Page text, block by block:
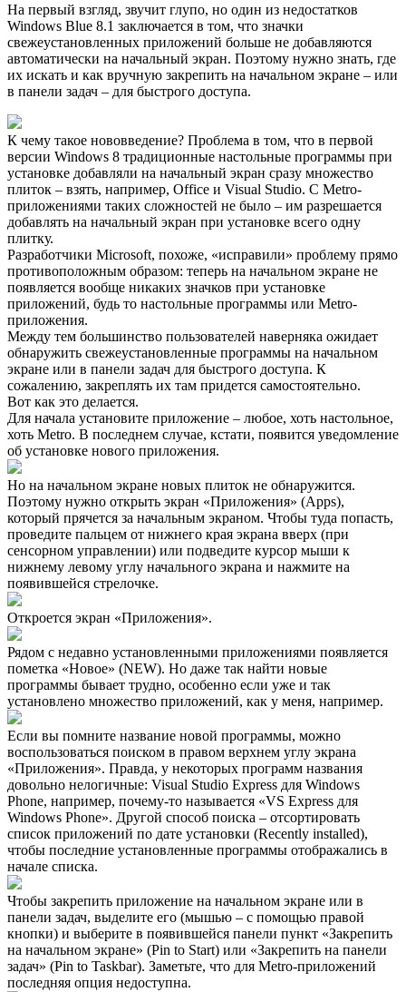
На первый взгляд, звучит глупо, но один из недостатков
Windows Blue 8.1 заключается в том, что значки
свежеустановленных приложений больше не добавляются
автоматически на начальный экран. Поэтому нужно знать, где
их искать и как вручную закрепить на начальном экране – или
в панели задач – для быстрого доступа.
К чему такое нововведение? Проблема в том, что в первой
версии Windows 8 традиционные настольные программы при
установке добавляли на начальный экран сразу множество
плиток – взять, например, Office и Visual Studio. С Metro-
приложениями таких сложностей не было – им разрешается
добавлять на начальный экран при установке всего одну
плитку.
Разработчики Microsoft, похоже, «исправили» проблему прямо
противоположным образом: теперь на начальном экране не
появляется вообще никаких значков при установке
приложений, будь то настольные программы или Metro-
приложения.
Между тем большинство пользователей наверняка ожидает
обнаружить свежеустановленные программы на начальном
экране или в панели задач для быстрого доступа. К
сожалению, закреплять их там придется самостоятельно.
Вот как это делается.
Для начала установите приложение – любое, хоть настольное,
хоть Metro. В последнем случае, кстати, появится уведомление
об установке нового приложения.
Но на начальном экране новых плиток не обнаружится.
Поэтому нужно открыть экран «Приложения» (Apps),
который прячется за начальным экраном. Чтобы туда попасть,
проведите пальцем от нижнего края экрана вверх (при
сенсорном управлении) или подведите курсор мыши к
нижнему левому углу начального экрана и нажмите на
появившейся стрелочке.
Откроется экран «Приложения».
Рядом с недавно установленными приложениями появляется
пометка «Новое» (NEW). Но даже так найти новые
программы бывает трудно, особенно если уже и так
установлено множество приложений, как у меня, например.
Если вы помните название новой программы, можно
воспользоваться поиском в правом верхнем углу экрана
«Приложения». Правда, у некоторых программ названия
довольно нелогичные: Visual Studio Express для Windows
Phone, например, почему-то называется «VS Express для
Windows Phone». Другой способ поиска – отсортировать
список приложений по дате установки (Recently installed),
чтобы последние установленные программы отображались в
начале списка.
Чтобы закрепить приложение на начальном экране или в
панели задач, выделите его (мышью – с помощью правой
кнопки) и выберите в появившейся панели пункт «Закрепить
на начальном экране» (Pin to Start) или «Закрепить на панели
задач» (Pin to Taskbar). Заметьте, что для Metro-приложений
последняя опция недоступна.